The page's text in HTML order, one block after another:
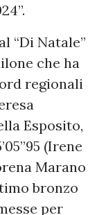
“Di Natale”
che ha
regionali
Esposito,
(Irene
Marano
bronzo
per